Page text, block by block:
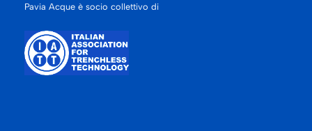
Pavia Acque è socio collettivo di